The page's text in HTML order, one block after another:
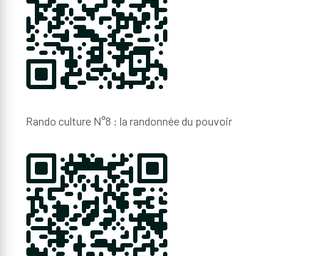
Rando culture N°8 : la randonnée du pouvoir